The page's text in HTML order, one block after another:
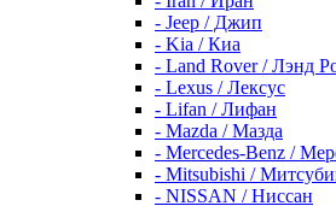
- Jeep / Джип
- Kia / Киа
- Land Rover / Лэнд
- Lexus / Лексус
- Lifan / Лифан
- Mazda / Мазда
- Mercedes-Benz /
- Mitsubishi /
- NISSAN / Ниссан